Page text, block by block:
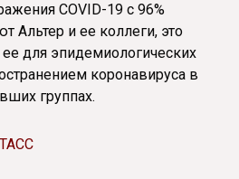
COVID-19 с 96%
Альтер и ее коллеги, это
для эпидемиологических
коронавируса в
группах.
ТАСС